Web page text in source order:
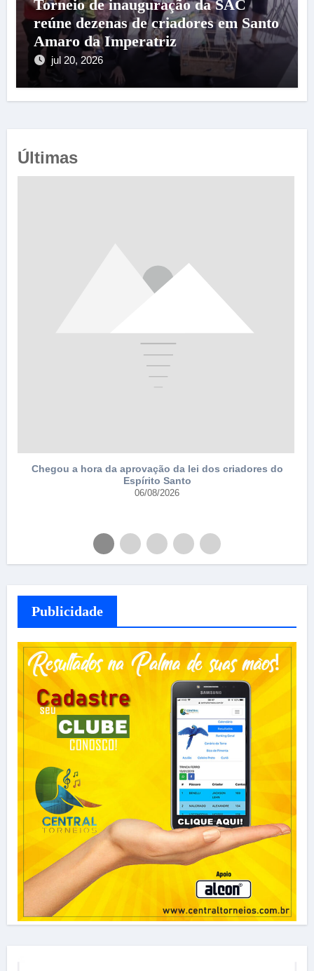
Torneio de inauguração da SAC
reúne dezenas de criadores em Santo
Amaro da Imperatriz
jul 20, 2026
Últimas
Chegou a hora da aprovação da lei dos criadores do
Espírito Santo
06/08/2026
Publicidade